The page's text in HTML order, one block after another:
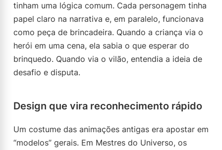
tinham uma lógica comum. Cada personagem tinha
papel claro na narrativa e, em paralelo, funcionava
como peça de brincadeira. Quando a criança via o
herói em uma cena, ela sabia o que esperar do
brinquedo. Quando via o vilão, entendia a ideia de
desafio e disputa.
Design que vira reconhecimento rápido
Um costume das animações antigas era apostar em
“modelos” gerais. Em Mestres do Universo, os